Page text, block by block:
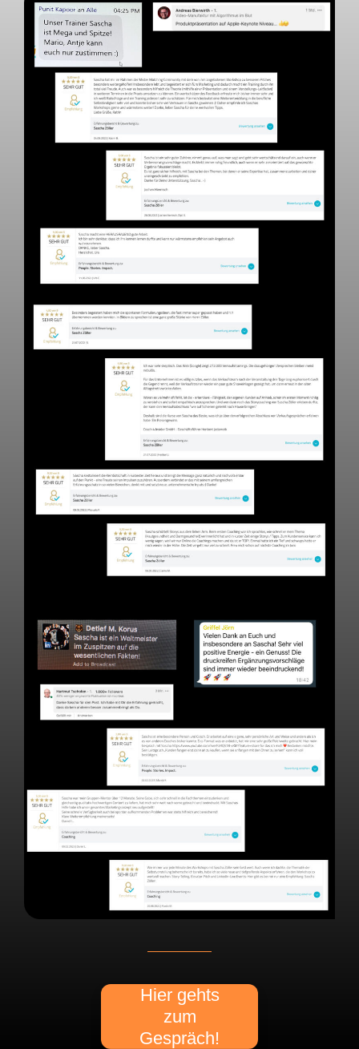
Hier gehts
zum
Gespräch!